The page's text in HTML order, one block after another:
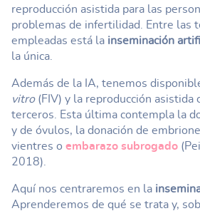
reproducción asistida para las
problemas de infertilidad. Entre las
empleadas está la inseminación
la única.
Además de la IA, tenemos
vitro(FIV) y la reproducción asistida
terceros. Esta última contempla la
y de óvulos, la donación de
vientres o embarazo subrogado
2018).
Aquí nos centraremos en la
Aprenderemos de qué se trata y,